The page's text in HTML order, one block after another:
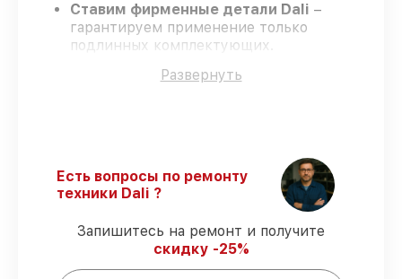
Ставим фирменные детали Dali –
гарантируем применение только
подлинных комплектующих.
постоянное обучение, что гарантирует
строго по договоренности.
Поддержка после ремонта – все
работы и запчасти защищены сервисной
гарантией.
Развернуть
Есть вопросы по ремонту
техники Dali ?
Запишитесь на ремонт и получите
скидку -25%